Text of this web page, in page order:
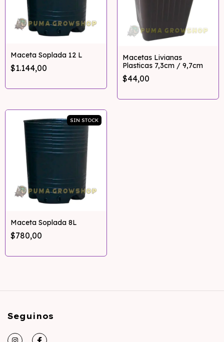
Maceta Soplada 12 L
$1.144,00
Macetas Livianas
Plasticas 7,3cm / 9,7cm
$44,00
SIN STOCK
Maceta Soplada 8L
$780,00
Seguinos